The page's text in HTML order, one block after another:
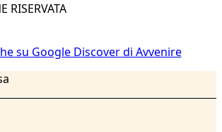
RISERVATA
su Google Discover di Avvenire